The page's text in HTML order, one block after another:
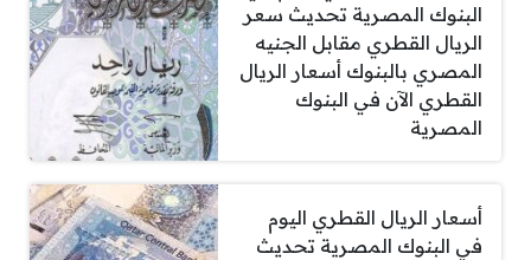
البنوك المصرية تحديث سعر
الريال القطري مقابل الجنيه
المصري بالبنوك أسعار الريال
القطري الآن في البنوك
المصرية
أسعار الريال القطري اليوم
في البنوك المصرية تحديث